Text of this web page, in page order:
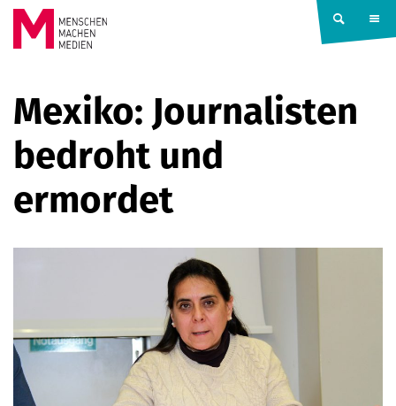
Springe zum Inhalt
MACHEN
MEDIEN
Mexiko: Journalisten
bedroht und
ermordet